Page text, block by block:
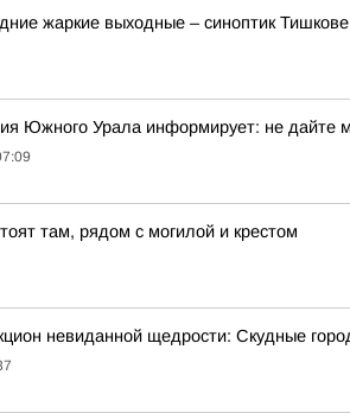
жаркие выходные – синоптик
Южного Урала информирует: не дайте
там, рядом с могилой и крестом
невиданной щедрости: Скудные